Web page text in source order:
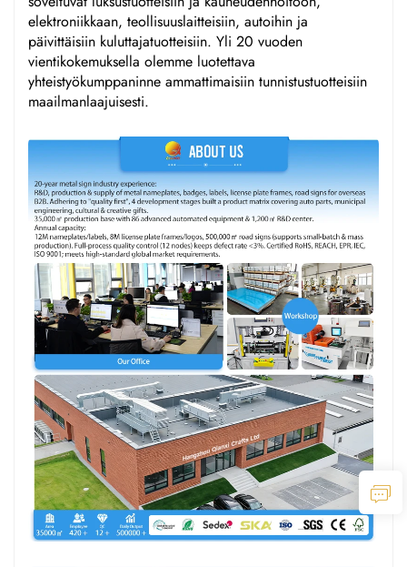
elektroniikkaan, teollisuuslaitteisiin, autoihin ja
päivittäisiin kuluttajatuotteisiin. Yli 20 vuoden
vientikokemuksella olemme luotettava
yhteistyökumppaninne ammattimaisiin tunnistustuotteisiin
maailmanlaajuisesti.